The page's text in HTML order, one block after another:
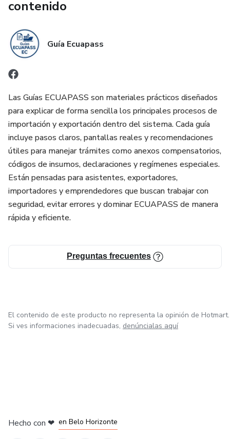
ejemplos reales de operaciones, casos prácticos y
recomendaciones operativas para aplicar en tu día a día,
incluso si nunca has trabajado antes con anexos
compensatorios.
Este contenido está pensado para asistentes de comercio
exterior, exportadores, analistas aduaneros, estudiantes y
emprendedores que trabajan con Admisión Temporal para
Perfeccionamiento Activo u otros regímenes especiales
que exigen compensación de insumos.
Si buscas una guía clara, útil y enfocada en la práctica real,
este curso es para ti. Aquí encontrarás las herramientas
necesarias para manejar anexos compensatorios con
seguridad, confianza y precisión, optimizando tus procesos
contenido
Guía Ecuapass
Las Guías ECUAPASS son materiales prácticos diseñados
para explicar de forma sencilla los principales procesos de
importación y exportación dentro del sistema. Cada guía
incluye pasos claros, pantallas reales y recomendaciones
útiles para manejar trámites como anexos compensatorios,
códigos de insumos, declaraciones y regímenes especiales.
Están pensadas para asistentes, exportadores,
importadores y emprendedores que buscan trabajar con
seguridad, evitar errores y dominar ECUAPASS de manera
rápida y eficiente.
Preguntas frecuentes
El contenido de este producto no representa la opinión de Hotmart.
Si ves informaciones inadecuadas, denúncialas aquí
Hecho con ❤ en Belo Horizonte